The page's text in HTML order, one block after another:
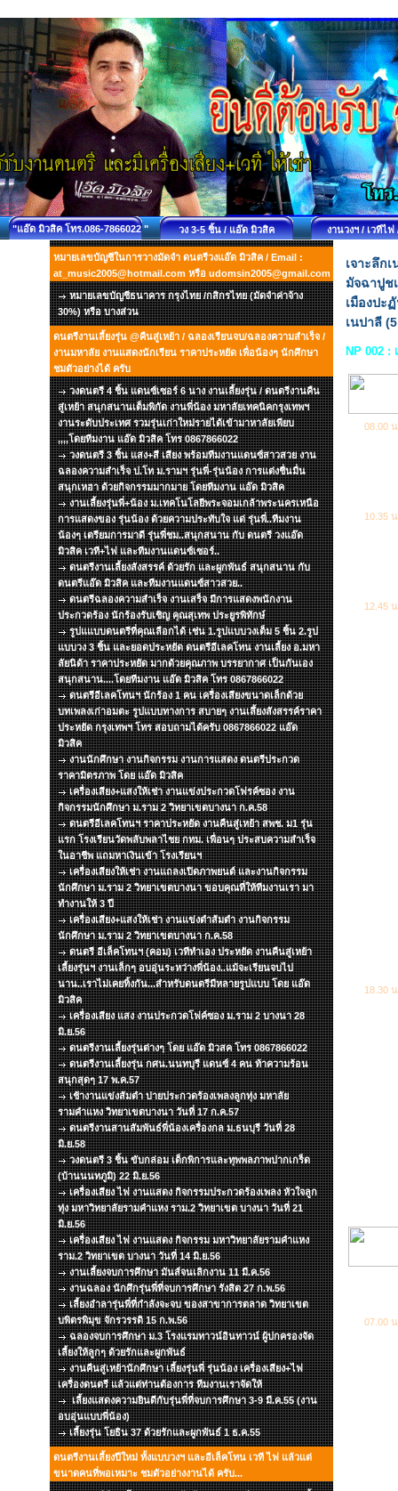
"แอ๊ด มิวสิค โทร.086-7866022 " วง 3-5 ชิ้น / แอ๊ด มิวสิค งานวงฯ / เวทีไ
หมายเลขบัญชีในการวางมัดจำ ดนตรีวงแอ๊ด มิวสิค / Email :
at_music2005@hotmail.com หรือ udomsin2005@gmail.com
หมายเลขบัญชีธนาคาร กรุงไทย /กสิกรไทย (มัดจำค่าจ้าง
30%) หรือ บางส่วน
ดนตรีงานเลี้ยงรุ่น @คืนสู่เหย้า / ฉลองเรียนจบ/ฉลองความสำเร็จ /
งานมหาลัย งานแสดงนักเรียน ราคาประหยัด เพื่อน้องๆ นักศึกษา
ชมตัวอย่างได้ ครับ
วงดนตรี 4 ชิ้น แดนซ์เซอร์ 6 นาง งานเลี้ยงรุ่น / ดนตรีงานคืน
สู่เหย้า สนุกสนานเต็มพิกัด งานพี่น้อง มหาลัยเทคนิคกรุงเทพฯ
งานระดับประเทศ รวมรุ่นเก่าใหม่รายได้เข้ามาหาลัยเพียบ
,,,,โดยทีมงาน แอ๊ด มิวสิค โทร 0867866022
วงดนตรี 3 ชิ้น แสง+สี เสียง พร้อมทีมงานแดนซ์สาวสวย งาน
ฉลองความสำเร็จ ป.โท ม.รามฯ รุ่นพี่-รุ่นน้อง การแต่งชื่นมื่น
สนุกเหฮา ด้วยกิจกรรมมากมาย โดยทีมงาน แอ๊ด มิวสิค
งานเลี้ยงรุ่นพี่+น้อง ม.เทคโนโลยีพระจอมเกล้าพระนครเหนือ
การแสดงของ รุ่นน้อง ด้วยความประทับใจ แด่ รุ่นพี่..ทีมงาน
น้องๆ เตรียมการมาดี รุ่นพี่ชม..สนุกสนาน กับ ดนตรี วงแอ๊ด
มิวสิค เวที+ไฟ และทีมงานแดนซ์เซอร์..
ดนตรีงานเลี้ยงสังสรรค์ ด้วยรัก และผูกพันธ์ สนุกสนาน กับ
ดนตรีแอ๊ด มิวสิค และทีมงานแดนซ์สาวสวย..
ดนตรีฉลองความสำเร็จ งานเสร็จ มีการแสดงพนักงาน
ประกวดร้อง นักร้องรับเชิญ คุณสุเทพ ประยูรพิทักษ์
รูปแแบบดนตรีที่คุณเลือกได้ เช่น 1.รูปแบบวงเต็ม 5 ชิ้น 2.รูป
แบบวง 3 ชิ้น และยอดประหยัด ดนตรีอีเลคโทน งานเลี้ยง อ.มหา
ลัยนิด้า ราคาประหยัด มากด้วยคุณภาพ บรรยากาศ เป็นกันเอง
สนุกสนาน....โดยทีมงาน แอ๊ด มิวสิค โทร 0867866022
ดนตรีอีเลคโทนฯ นักร้อง 1 คน เครื่องเสียงขนาดเล็กด้วย
บทเพลงเก่าอมตะ รูปแบบทางการ สบายๆ งานเลึ้ยงสังสรรค์ราคา
ประหยัด กรุงเทพฯ โทร สอบถามได้ครับ 0867866022 แอ๊ด
มิวสิค
งานนักศึกษา งานกิจกรรม งานการแสดง ดนตรีประกวด
ราคามิตรภาพ โดย แอ๊ด มิวสิค
เครื่องเสียง+แสงให้เช่า งานแข่งประกวดโฟรค์ซอง งาน
กิจกรรมนักศึกษา ม.ราม 2 วิทยาเขตบางนา ก.ค.58
ดนตรีอีเลคโทนฯ ราคาประหยัด งานคืนสู่เหย้า สพช. ม1 รุ่น
แรก โรงเรียนวัดพลับพลาไชย กทม. เพื่อนๆ ประสบความสำเร็จ
ในอาชีพ แถมหาเงินเข้า โรงเรียนฯ
เครื่องเสียงให้เช่า งานแถลงเปิดภาพยนต์ และงานกิจกรรม
นักศึกษา ม.ราม 2 วิทยาเขตบางนา ขอบคุณที่ให้ทีมงานเรา มา
ทำงานให้ 3 ปี
เครื่องเสียง+แสงให้เช่า งานแข่งตำส้มตำ งานกิจกรรม
นักศึกษา ม.ราม 2 วิทยาเขตบางนา ก.ค.58
ดนตรี อีเล็คโทนฯ (คอม) เวทีทำเอง ประหยัด งานคืนสู่เหย้า
เลี้ยงรุ่นฯ งานเล็กๆ อบอุ่นระหว่างพี่น้อง..แม้จะเรียนจบไป
นาน..เราไม่เคยทิ้งกัน...สำหรับดนตรีมีหลายรูปแบบ โดย แอ๊ด
มิวสิค
เครื่องเสียง แสง งานประกวดโฟค์ซอง ม.ราม 2 บางนา 28
มิ.ย.56
ดนตรีงานเลี้ยงรุ่นต่างๆ โดย แอ๊ด มิวสค โทร 0867866022
ดนตรีงานเลี้ยงรุ่น กศน.นนทบุรี แดนซ์ 4 คน ท้าความร้อน
สนุกสุดๆ 17 พ.ค.57
เช้างานแข่งส้มตำ บ่ายประกวดร้องเพลงลูกทุ่ง มหาลัย
รามคำแหง วิทยาเขตบางนา วันที่ 17 ก.ค.57
ดนตรีงานสานสัมพันธ์พี่น้องเครื่องกล ม.ธนบุรี วันที่ 28
มิ.ย.58
วงดนตรี 3 ชิ้น ขับกล่อม เด็กพิการและทุพพลภาพปากเกร็ด
(บ้านนนทภูมิ) 22 มิ.ย.56
เครื่องเสียง ไฟ งานแสดง กิจกรรมประกวดร้องเพลง หัวใจลูก
ทุ่ง มหาวิทยาลัยรามคำแหง ราม.2 วิทยาเขต บางนา วันที่ 21
มิ.ย.56
เครื่องเสียง ไฟ งานแสดง กิจกรรม มหาวิทยาลัยรามคำแหง
ราม.2 วิทยาเขต บางนา วันที่ 14 มิ.ย.56
งานเลี้ยงจบการศึกษา มันส์จนเลิกงาน 11 มี.ค.56
งานฉลอง นักศึกรุ่นพี่ที่จบการศึกษา รังสิต 27 ก.พ.56
เลี้ยงอำลารุ่นพี่ที่กำลังจะจบ ของสาขาการตลาด วิทยาเขต
บพิตรพิมุข จักรวรรดิ 15 ก.พ.56
ฉลองจบการศึกษา ม.3 โรงแรมทาวน์อินทาวน์ ผู้ปกครองจัด
เลี้ยงให้ลูกๆ ด้วยรักและผูกพันธ์
งานคืนสู่เหย้านักศึกษา เลี้ยงรุ่นพี่ รุ่นน้อง เครื่องเสียง+ไฟ
เครื่องดนตรี แล้วแต่ท่านต้องการ ทีมงานเราจัดให้
เลี้ยงแสดงความยินดีกับรุ่นพี่ที่จบการศึกษา 3-9 มี.ค.55 (งาน
อบอุ่นแบบพี่น้อง)
เลี้ยงรุ่น โยธิน 37 ด้วยรักและผูกพันธ์ 1 ธ.ค.55
ดนตรีงานเลี้ยงปีใหม่ ทั้งแบบวงฯ และอีเล็คโทน เวที ไฟ แล้วแต่
ขนาดคนที่พอเหมาะ ชมตัวอย่างงานได้ ครับ...
เจาะลึก
มัจฉาปูช
เมืองปะ
เนปาลี
NP 002
08.00
10.35
12.45
18.30
07.00